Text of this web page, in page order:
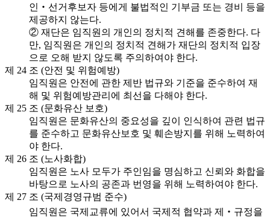
인‧선거후보자 등에게 불법적인 기부금 또는 경비 등을
제공하지 않는다.
② 재단은 임직원의 개인의 정치적 견해를 존중한다. 다
만, 임직원은 개인의 정치적 견해가 재단의 정치적 입장
으로 오해 받지 않도록 주의하여야 한다.
제 24 조 (안전 및 위험예방)
임직원은 안전에 관한 제반 법규와 기준을 준수하여 재
해 및 위험예방관리에 최선을 다해야 한다.
제 25 조 (문화유산 보호)
임직원은 문화유산의 중요성을 깊이 인식하여 관련 법규
를 준수하고 문화유산보호 및 훼손방지를 위해 노력하여
야 한다.
제 26 조 (노사화합)
임직원은 노사 모두가 주인임을 명심하고 신뢰와 화합을
바탕으로 노사의 공존과 번영을 위해 노력하여야 한다.
제 27 조 (국제경영규범 준수)
임직원은 국제교류에 있어서 국제적 협약과 제‧규정을